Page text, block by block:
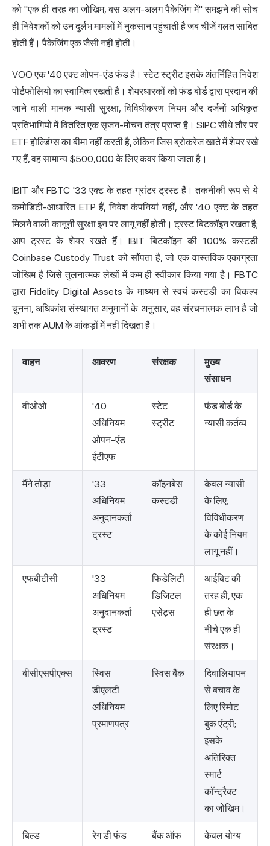
को "एक ही तरह का जोखिम, बस अलग-अलग पैकेजिंग में" समझने की सोच
ही निवेशकों को उन दुर्लभ मामलों में नुकसान पहुंचाती है जब चीजें गलत साबित
होती हैं। पैकेजिंग एक जैसी नहीं होती।
VOO एक '40 एक्ट ओपन-एंड फंड है। स्टेट स्ट्रीट इसके अंतर्निहित निवेश
पोर्टफोलियो का स्वामित्व रखती है। शेयरधारकों को फंड बोर्ड द्वारा प्रदान की
जाने वाली मानक न्यासी सुरक्षा, विविधीकरण नियम और दर्जनों अधिकृत
प्रतिभागियों में वितरित एक सृजन-मोचन तंत्र प्राप्त है। SIPC सीधे तौर पर
ETF होल्डिंग्स का बीमा नहीं करती है, लेकिन जिस ब्रोकरेज खाते में शेयर रखे
गए हैं, वह सामान्य $500,000 के लिए कवर किया जाता है।
IBIT और FBTC '33 एक्ट के तहत ग्रांटर ट्रस्ट हैं। तकनीकी रूप से ये
कमोडिटी-आधारित ETP हैं, निवेश कंपनियां नहीं, और '40 एक्ट के तहत
मिलने वाली कानूनी सुरक्षा इन पर लागू नहीं होती। ट्रस्ट बिटकॉइन रखता है;
आप ट्रस्ट के शेयर रखते हैं। IBIT बिटकॉइन की 100% कस्टडी
Coinbase Custody Trust को सौंपता है, जो एक वास्तविक एकाग्रता
जोखिम है जिसे तुलनात्मक लेखों में कम ही स्वीकार किया गया है। FBTC
द्वारा Fidelity Digital Assets के माध्यम से स्वयं कस्टडी का विकल्प
चुनना, अधिकांश संस्थागत अनुमानों के अनुसार, वह संरचनात्मक लाभ है जो
अभी तक AUM के आंकड़ों में नहीं दिखता है।
वाहन आवरण संरक्षक
मुख्य
संसाधन
वीओओ
'40
अधिनियम
ओपन-एंड
ईटीएफ
स्टेट
स्ट्रीट
फंड बोर्ड के
न्यासी कर्तव्य
मैंने तोड़ा
'33
अधिनियम
अनुदानकर्ता
ट्रस्ट
कॉइनबेस
कस्टडी
केवल न्यासी
के लिए;
विविधीकरण
के कोई नियम
लागू नहीं।
एफबीटीसी
'33
अधिनियम
अनुदानकर्ता
ट्रस्ट
फिडेलिटी
डिजिटल
एसेट्स
आईबिट की
तरह ही, एक
ही छत के
नीचे एक ही
संरक्षक।
बीसीएसपीएक्स
स्विस
डीएलटी
अधिनियम
प्रमाणपत्र
स्विस बैंक
दिवालियापन
से बचाव के
लिए रिमोट
बुक एंट्री;
इसके
अतिरिक्त
स्मार्ट
कॉन्ट्रैक्ट
का जोखिम।
बिल्ड रेग डी फंड
बैंक ऑफ
केवल योग्य